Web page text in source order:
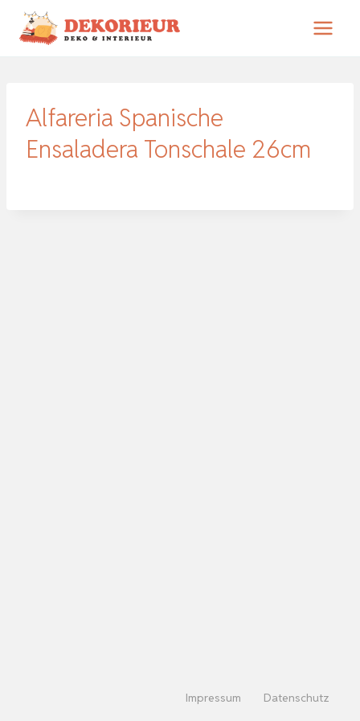
Zum
Inhalt
Alfareria Spanische
Ensaladera Tonschale 26cm
Impressum Datenschutz